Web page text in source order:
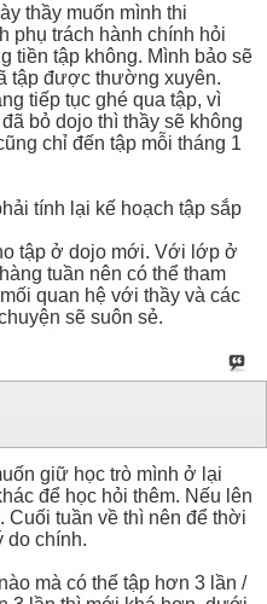
thầy muốn mình thi
phụ trách hành chính hỏi
tiền tập không. Mình bảo sẽ
tập được thường xuyên.
tiếp tục ghé qua tập, vì
bỏ dojo thì thầy sẽ không
chỉ đến tập mỗi tháng 1
tính lại kế hoạch tập sắp
tập ở dojo mới. Với lớp ở
tuần nên có thể tham
quan hệ với thầy và các
sẽ suôn sẻ.
giữ học trò mình ở lại
để học hỏi thêm. Nếu lên
tuần về thì nên để thời
do chính.
mà có thể tập hơn 3 lần /